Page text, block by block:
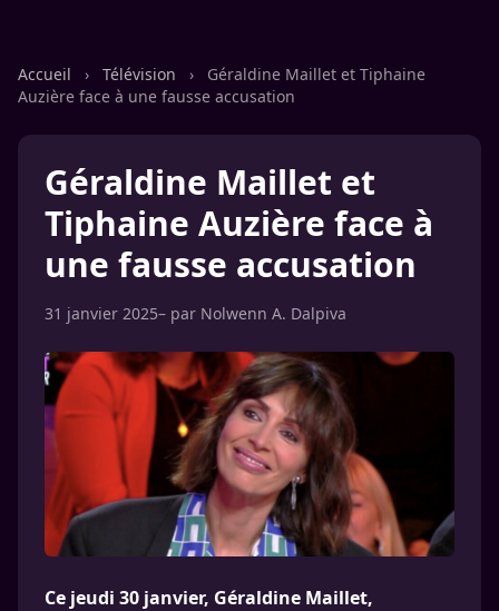
Accueil › Télévision ›
Géraldine Maillet et Tiphaine
Auzière face à une fausse accusation
Géraldine Maillet et
Tiphaine Auzière face à
une fausse accusation
31 janvier 2025– par Nolwenn A. Dalpiva
Ce jeudi 30 janvier, Géraldine Maillet,